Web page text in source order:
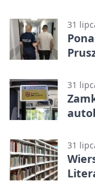
31
31
31